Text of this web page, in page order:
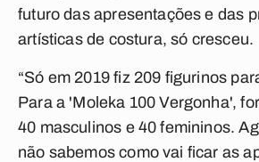
futuro das apresentações e das
artísticas de costura, só cresceu.
“Só em 2019 fiz 209 figurinos
Para a 'Moleka 100 Vergonha',
40 masculinos e 40 femininos.
não sabemos como vai ficar as